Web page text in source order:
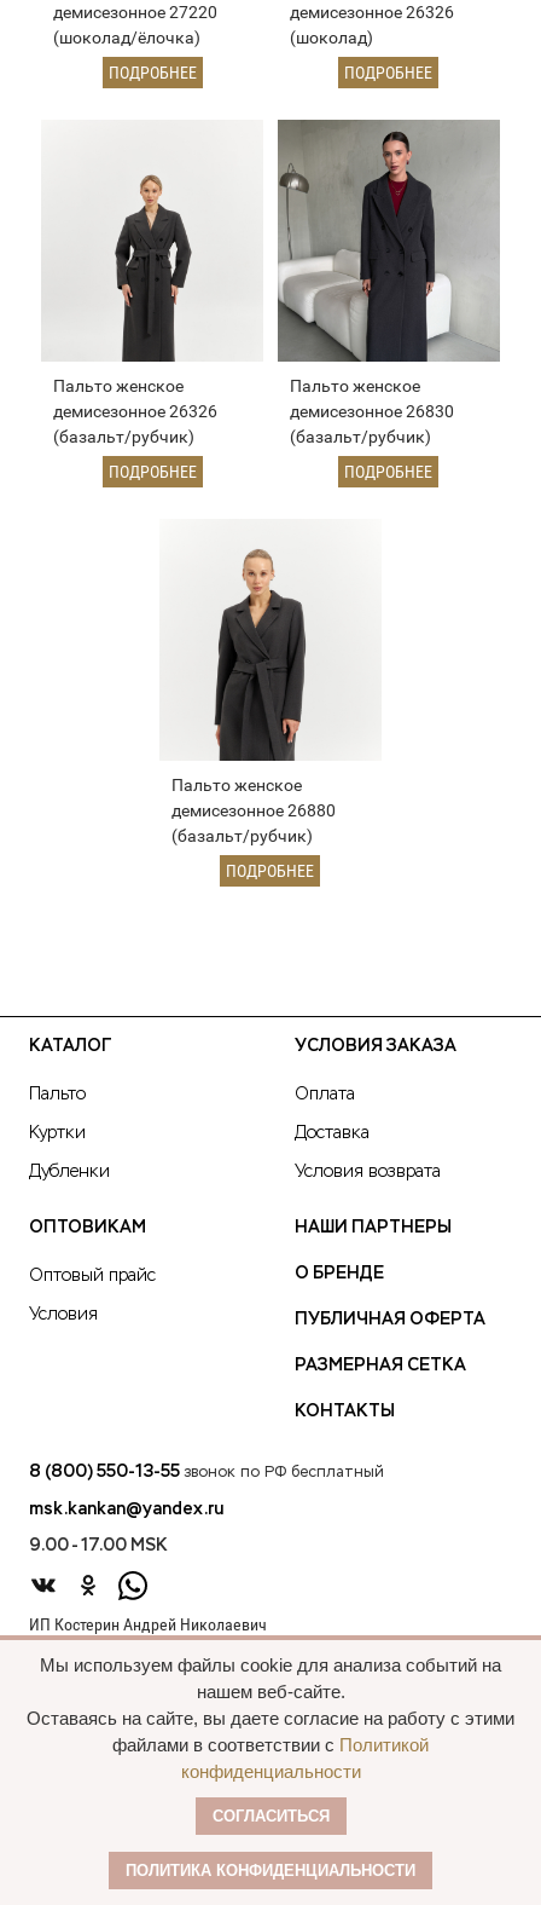
демисезонное 27220
(шоколад/ёлочка)
ПОДРОБНЕЕ
демисезонное 26326
(шоколад)
ПОДРОБНЕЕ
Пальто женское
демисезонное 26326
(базальт/рубчик)
ПОДРОБНЕЕ
Пальто женское
демисезонное 26830
(базальт/рубчик)
ПОДРОБНЕЕ
Пальто женское
демисезонное 26880
(базальт/рубчик)
ПОДРОБНЕЕ
КАТАЛОГ
Пальто
Куртки
Дубленки
УСЛОВИЯ ЗАКАЗА
Оплата
Доставка
Условия возврата
ОПТОВИКАМ
Оптовый прайс
Условия
НАШИ ПАРТНЕРЫ
О БРЕНДЕ
ПУБЛИЧНАЯ ОФЕРТА
РАЗМЕРНАЯ СЕТКА
КОНТАКТЫ
8 (800) 550-13-55 звонок по РФ бесплатный
msk.kankan@yandex.ru
9.00 - 17.00 MSK
ИП Костерин Андрей Николаевич
440012, проезд 2-й Лиственный д.20 г. Пенза Пензенская обл.,
Мы используем файлы cookie для анализа событий на
нашем веб-сайте.
Оставаясь на сайте, вы даете согласие на работу с этими
файлами в соответствии с Политикой
конфиденциальности
СОГЛАСИТЬСЯ
ПОЛИТИКА КОНФИДЕНЦИАЛЬНОСТИ
Все права сохранены, 2015—2025 Пальто